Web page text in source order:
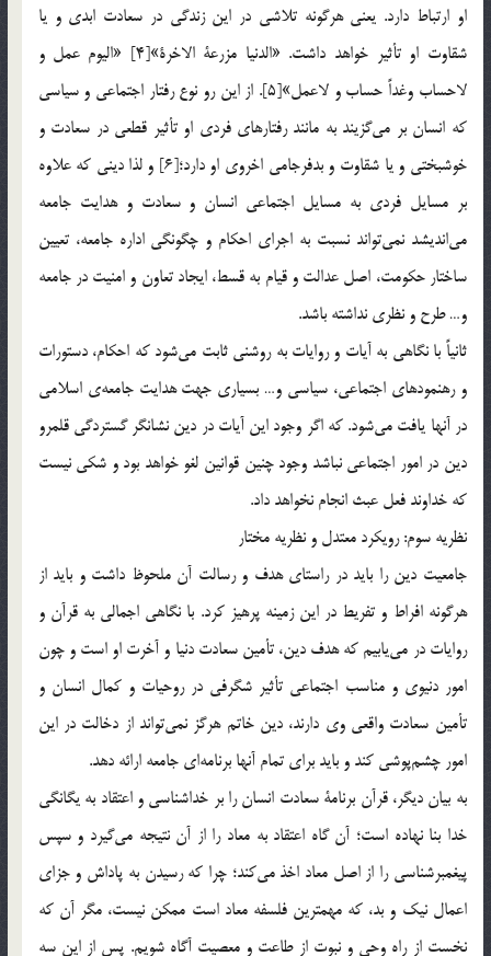
او ارتباط دارد. يعني هرگونه تلاشي در اين زندگي در سعادت ابدي و يا
شقاوت او تأثير خواهد داشت. «الدنيا مزرعة الاخرة»[4] «اليوم عمل و
لاحساب وغداً حساب و لاعمل»[5]. از اين رو نوع رفتار اجتماعي و سياسي
كه انسان بر مي‌گزيند به مانند رفتارهاي فردي او تأثير قطعي در سعادت و
خوشبختي و يا شقاوت و بدفرجامي اخروي او دارد؛[6] و لذا ديني كه علاوه
بر مسايل فردي به مسايل اجتماعي انسان و سعادت و هدايت جامعه
مي‌انديشد نمي‌تواند نسبت به اجراي احكام و چگونگي اداره جامعه، تعيين
ساختار حكومت، اصل عدالت و قيام به قسط، ايجاد تعاون و امنيت در جامعه
و… طرح و نظري نداشته باشد.
ثانياً با نگاهي به آيات و روايات به روشني ثابت مي‌شود كه احكام، دستورات
و رهنمودهاي اجتماعي، سياسي و… بسياري جهت هدايت جامعه‌ي اسلامي
در آنها يافت مي‌شود. كه اگر وجود اين آيات در دين نشانگر گستردگي قلمرو
دين در امور اجتماعي نباشد وجود چنين قوانين لغو خواهد بود و شكي نيست
كه خداوند فعل عبث انجام نخواهد داد.
نظريه سوم: رويكرد معتدل و نظريه مختار
جامعيت دين را بايد در راستاي هدف و رسالت آن ملحوظ داشت و بايد از
هرگونه افراط و تفريط در اين زمينه پرهيز كرد. با نگاهي اجمالي به قرآن و
روايات در مي‌يابيم كه هدف دين، تأمين سعادت دنيا و آخرت او است و چون
امور دنيوي و مناسب اجتماعي تأثير شگرفي در روحيات و كمال انسان و
تأمين سعادت واقعي وي دارند، دين خاتم هرگز نمي‌تواند از دخالت در اين
امور چشم‌پوشي كند و بايد براي تمام آنها برنامه‌اي جامعه ارائه دهد.
به بيان ديگر، قرآن برنامة سعادت انسان را بر خداشناسي و اعتقاد به يگانگي
خدا بنا نهاده است؛ آن گاه اعتقاد به معاد را از آن نتيجه مي‌گيرد و سپس
پيغمبرشناسي را از اصل معاد اخذ مي‌كند؛ چرا كه رسيدن به پاداش و جزاي
اعمال نيك و بد، كه مهمترين فلسفه معاد است ممكن نيست، مگر آن كه
نخست از راه وحي و نبوت از طاعت و معصيت آگاه شويم. پس از اين سه